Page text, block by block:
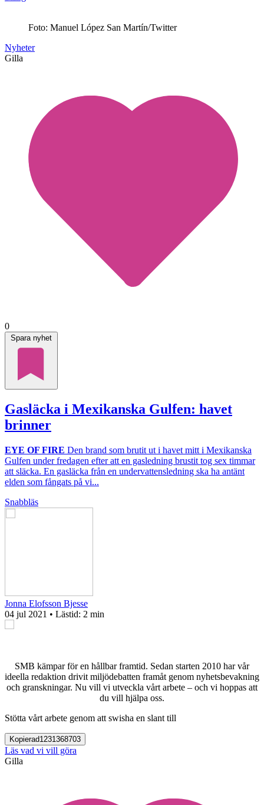
Foto: Manuel López San Martín/Twitter
Nyheter
Gilla
0
Spara nyhet
Gasläcka i Mexikanska Gulfen: havet
brinner
EYE OF FIRE Den brand som brutit ut i havet mitt i Mexikanska
Gulfen under fredagen efter att en gasledning brustit tog sex timmar
att släcka. En gasläcka från en undervattensledning ska ha antänt
elden som fångats på vi...
Snabbläs
Jonna Elofsson Bjesse
04 jul 2021 • Lästid: 2 min
SMB kämpar för en hållbar framtid. Sedan starten 2010 har vår
ideella redaktion drivit miljödebatten framåt genom nyhetsbevakning
och granskningar. Nu vill vi utveckla vårt arbete – och vi hoppas att
du vill hjälpa oss.
Stötta vårt arbete genom att swisha en slant till
Kopierad1231368703
Läs vad vi vill göra
Gilla